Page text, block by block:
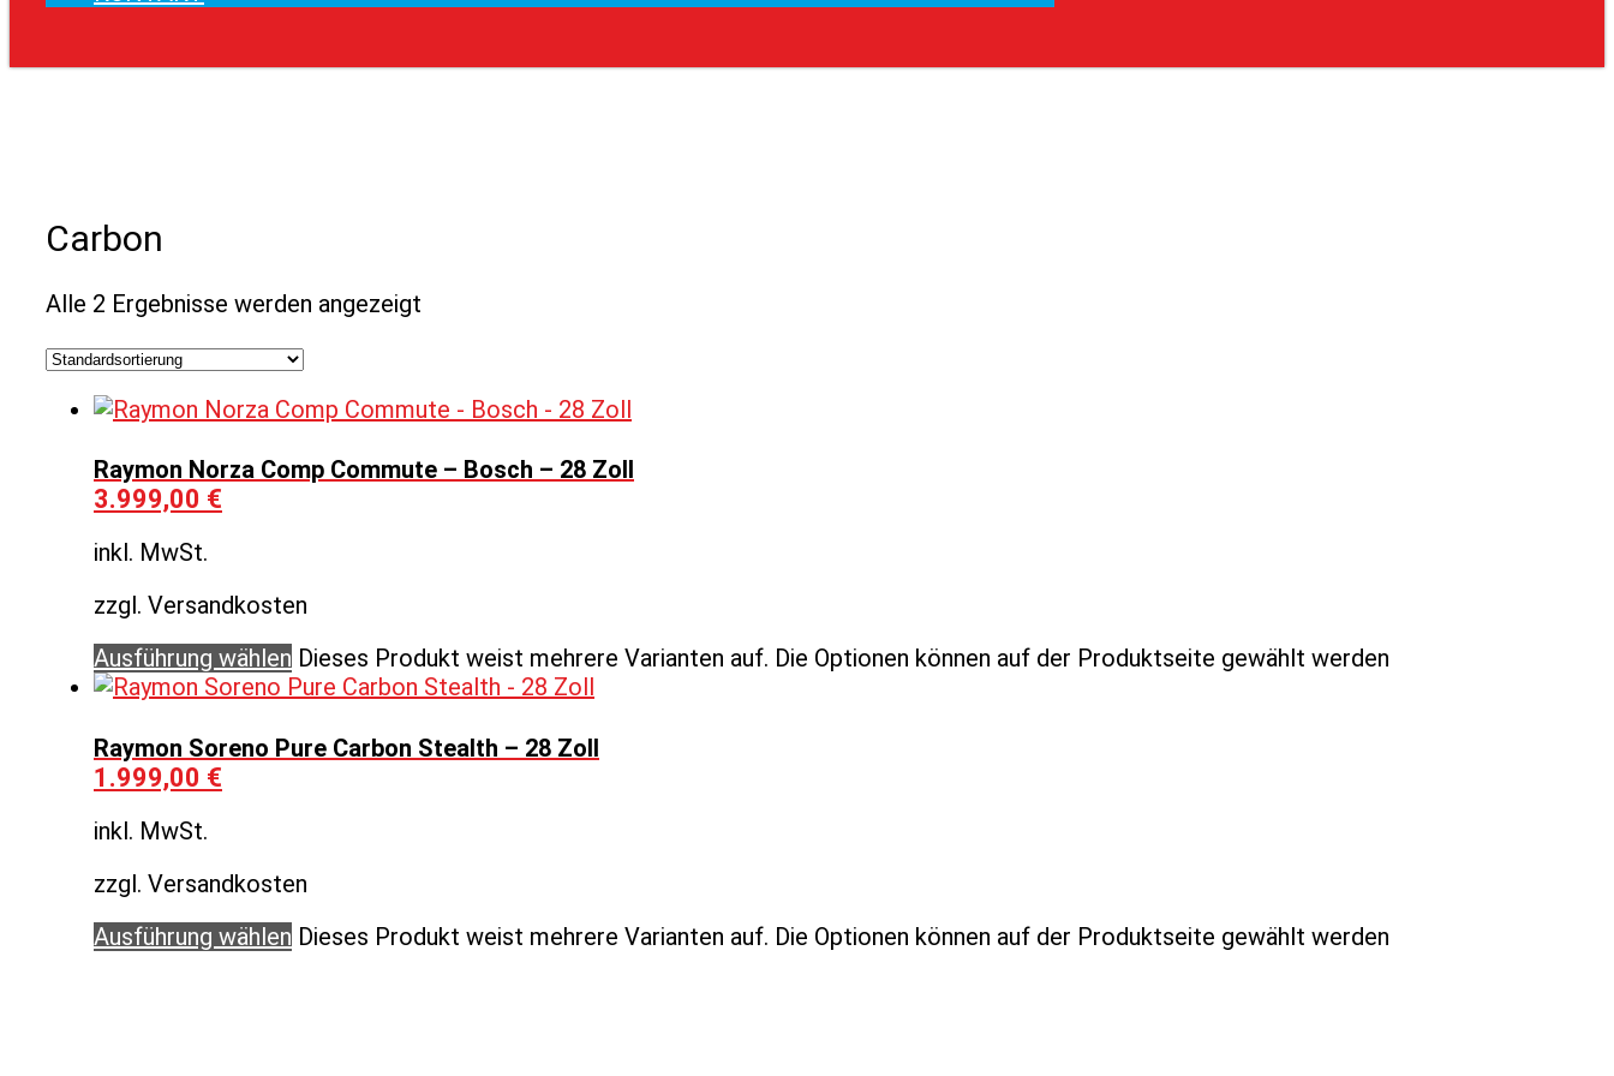
Carbon
Alle 2 Ergebnisse werden angezeigt
Raymon Norza Comp Commute – Bosch – 28 Zoll
3.999,00 €
inkl. MwSt.
zzgl. Versandkosten
Ausführung wählen Dieses Produkt weist mehrere Varianten auf. Die Optionen können auf der Produktseite gewählt werden
Raymon Soreno Pure Carbon Stealth – 28 Zoll
1.999,00 €
inkl. MwSt.
zzgl. Versandkosten
Ausführung wählen Dieses Produkt weist mehrere Varianten auf. Die Optionen können auf der Produktseite gewählt werden